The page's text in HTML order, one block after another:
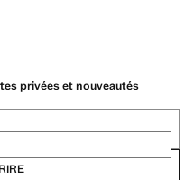
privées et nouveautés